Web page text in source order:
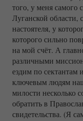
того, у меня самого
Луганской области,
настоятеля, у
которого сильно
на мой счёт. А
различными
ездим по сектантам
ключевым людям
милости несколько
обратить в
свидетельства. (Я